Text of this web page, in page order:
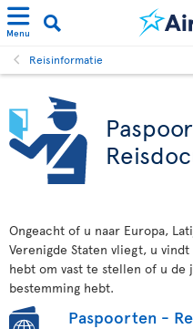
Menu
Reisinformatie
Ongeacht of u naar Europa,
Verenigde Staten vliegt, u
hebt om vast te stellen of u
bestemming hebt.
Paspoorten -